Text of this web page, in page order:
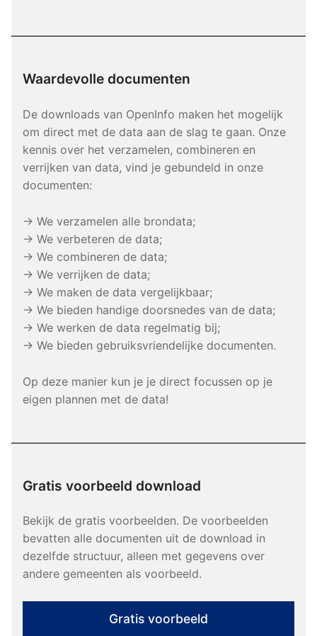
Waardevolle documenten
De downloads van OpenInfo maken het mogelijk
om direct met de data aan de slag te gaan. Onze
kennis over het verzamelen, combineren en
verrijken van data, vind je gebundeld in onze
documenten:
→ We verzamelen alle brondata;
→ We verbeteren de data;
→ We combineren de data;
→ We verrijken de data;
→ We maken de data vergelijkbaar;
→ We bieden handige doorsnedes van de data;
→ We werken de data regelmatig bij;
→ We bieden gebruiksvriendelijke documenten.
Op deze manier kun je je direct focussen op je
eigen plannen met de data!
Gratis voorbeeld download
Bekijk de gratis voorbeelden. De voorbeelden
bevatten alle documenten uit de download in
dezelfde structuur, alleen met gegevens over
andere gemeenten als voorbeeld.
Gratis voorbeeld